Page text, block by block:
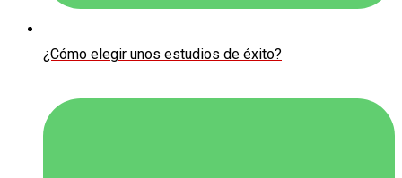
¿Cómo elegir unos estudios de éxito?